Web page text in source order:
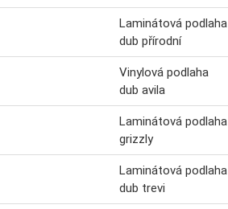
Laminátová podlaha
dub přírodní
Vinylová podlaha
dub avila
Laminátová podlaha
grizzly
Laminátová podlaha
dub trevi